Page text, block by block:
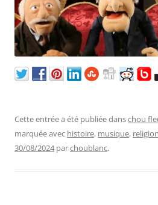
Cette entrée a été publiée danschou
marquée avec histoire, musique, religion
30/08/2024 parchoublanc.